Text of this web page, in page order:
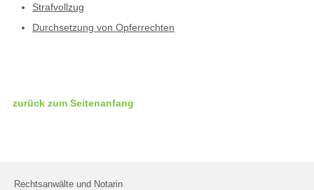
Strafvollzug
Durchsetzung von Opferrechten
zurück zum Seitenanfang
Rechtsanwälte und Notarin